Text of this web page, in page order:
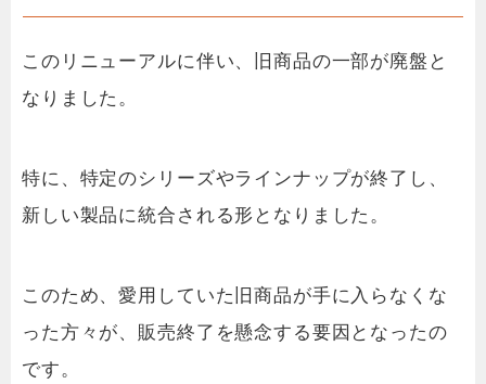
このリニューアルに伴い、旧商品の一部が廃盤と
なりました。
特に、特定のシリーズやラインナップが終了し、
新しい製品に統合される形となりました。
このため、愛用していた旧商品が手に入らなくな
った方々が、販売終了を懸念する要因となったの
です。